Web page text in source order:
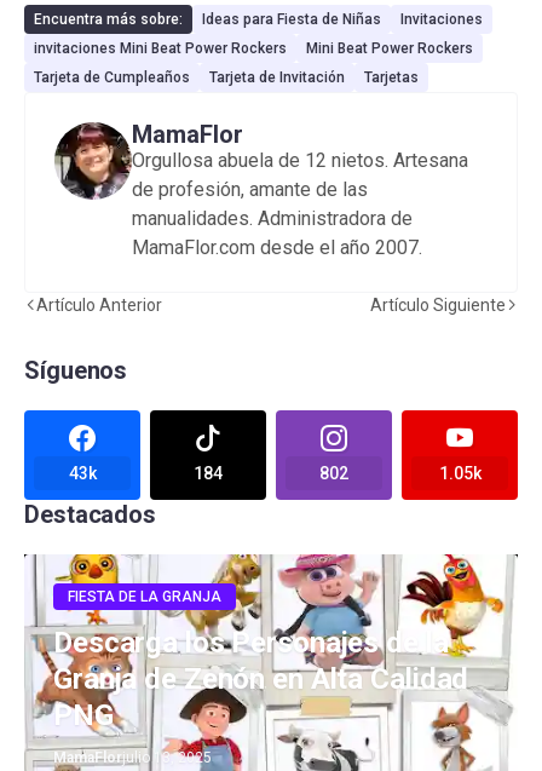
Encuentra más sobre: Ideas para Fiesta de Niñas
Invitaciones
invitaciones Mini Beat Power Rockers
Mini Beat Power Rockers
Tarjeta de Cumpleaños
Tarjeta de Invitación Tarjetas
MamaFlor
Orgullosa abuela de 12 nietos. Artesana
de profesión, amante de las
manualidades. Administradora de
MamaFlor.com desde el año 2007.
Artículo Anterior Artículo Siguiente
Síguenos
43k 184 802 1.05k
Destacados
FIESTA DE LA GRANJA
Descarga los Personajes de la
Granja de Zenón en Alta Calidad
PNG
MamaFlorjulio 13, 2025